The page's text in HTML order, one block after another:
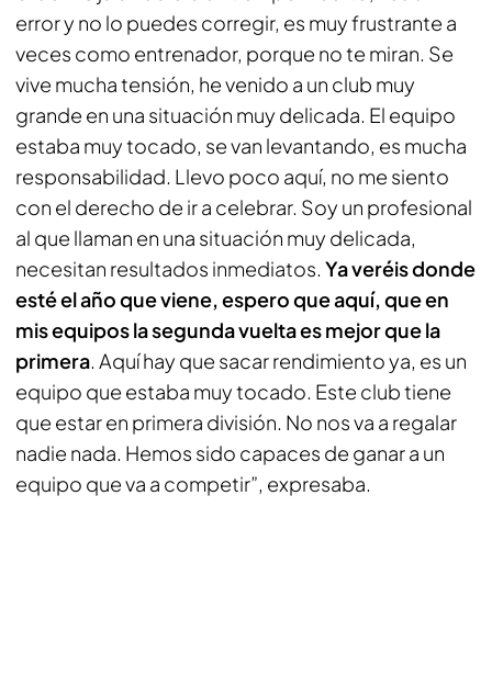
error y no lo puedes corregir, es muy frustrante a
veces como entrenador, porque no te miran. Se
vive mucha tensión, he venido a un club muy
grande en una situación muy delicada. El equipo
estaba muy tocado, se van levantando, es mucha
responsabilidad. Llevo poco aquí, no me siento
con el derecho de ir a celebrar. Soy un profesional
al que llaman en una situación muy delicada,
necesitan resultados inmediatos. Ya veréis donde
esté el año que viene, espero que aquí, que en
mis equipos la segunda vuelta es mejor que la
primera. Aquí hay que sacar rendimiento ya, es un
equipo que estaba muy tocado. Este club tiene
que estar en primera división. No nos va a regalar
nadie nada. Hemos sido capaces de ganar a un
equipo que va a competir”, expresaba.